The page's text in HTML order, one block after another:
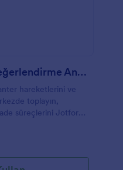
Yatırım Faaliyetleri Değerlendirme Anketi
hareketlerini ve
toplayın,
süreçlerini Jotform